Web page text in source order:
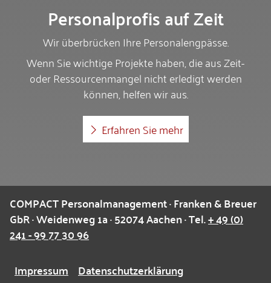
Personalprofis auf Zeit
Wir überbrücken Ihre Personalengpässe.
Wenn Sie wichtige Projekte haben, die aus Zeit-
oder Ressourcenmangel nicht erledigt werden
können, helfen wir aus.
Erfahren Sie mehr
COMPACT Personalmanagement · Franken & Breuer
GbR · Weidenweg 1a · 52074 Aachen · Tel.+ 49 (0)
241 - 99 77 30 96
Impressum Datenschutzerklärung